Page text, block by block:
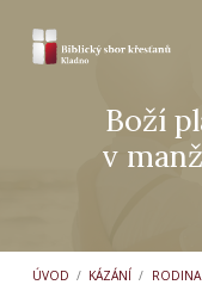
Boží
v
ÚVOD / KÁZÁNÍ / RODINA